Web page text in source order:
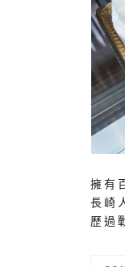
擁有
長崎
歷過